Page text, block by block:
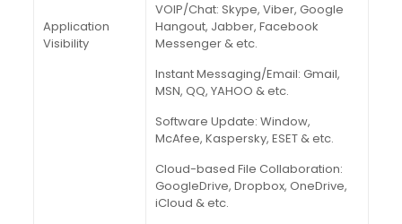
Application
Visibility
VOIP/Chat: Skype, Viber, Google
Hangout, Jabber, Facebook
Messenger & etc.
Instant Messaging/Email: Gmail,
MSN, QQ, YAHOO & etc.
Software Update: Window,
McAfee, Kaspersky, ESET & etc.
Cloud-based File Collaboration:
GoogleDrive, Dropbox, OneDrive,
iCloud & etc.